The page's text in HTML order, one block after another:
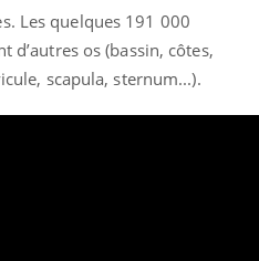
Les quelques 191 000
d’autres os (bassin, côtes,
scapula, sternum...).